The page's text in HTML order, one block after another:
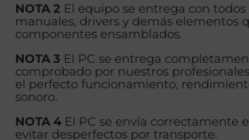
NOTA 2 El equipo se entrega con todos
manuales, drivers y demás elementos
componentes ensamblados.
NOTA 3 El PC se entrega
comprobado por nuestros
el perfecto funcionamiento,
sonoro.
NOTA 4 El PC se envía correctamente
evitar desperfectos por transporte.